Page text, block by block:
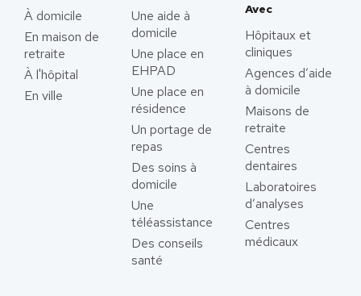
À domicile
En maison de
retraite
À l'hôpital
En ville
Une aide à
domicile
Une place en
EHPAD
Une place en
résidence
Un portage de
repas
Des soins à
domicile
Une
téléassistance
Des conseils
santé
Avec
Hôpitaux et
cliniques
Agences d’aide
à domicile
Maisons de
retraite
Centres
dentaires
Laboratoires
d’analyses
Centres
médicaux